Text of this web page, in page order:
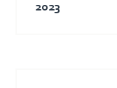
2023